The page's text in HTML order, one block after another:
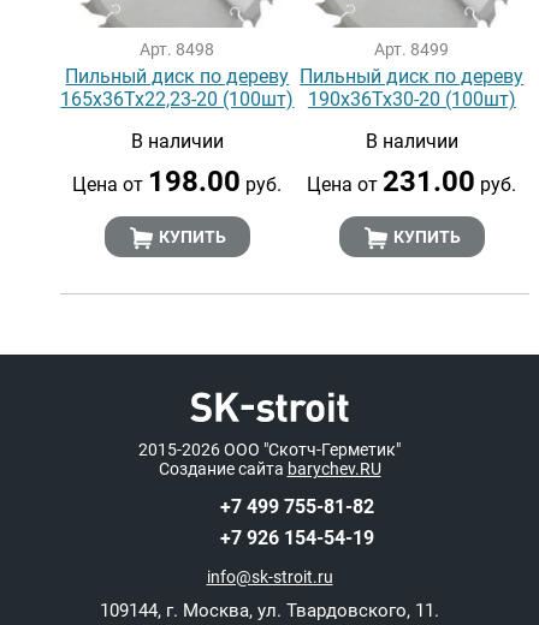
Арт. 8498
Пильный диск по дереву
165х36Тх22,23-20 (100шт)
В наличии
Цена от 198.00 руб.
КУПИТЬ
Арт. 8499
Пильный диск по дереву
190х36Тх30-20 (100шт)
В наличии
Цена от 231.00 руб.
КУПИТЬ
2015-2026ООО "Скотч-Герметик"
Создание сайта barychev.RU
+7 499 755-81-82
+7 926 154-54-19
info@sk-stroit.ru
109144, г. Москва, ул. Твардовского, 11.